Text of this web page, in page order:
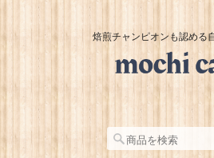
焙煎チャンピオンも認める